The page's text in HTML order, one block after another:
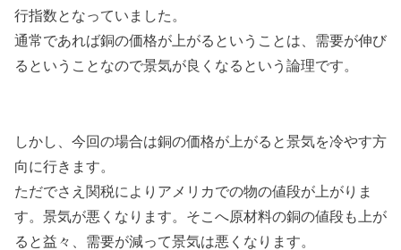
行指数となっていました。
通常であれば銅の価格が上がるということは、需要が伸び
るということなので景気が良くなるという論理です。
しかし、今回の場合は銅の価格が上がると景気を冷やす方
向に行きます。
ただでさえ関税によりアメリカでの物の値段が上がりま
す。景気が悪くなります。そこへ原材料の銅の値段も上が
ると益々、需要が減って景気は悪くなります。